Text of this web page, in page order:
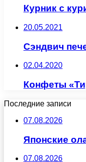
Курник с
20.05.2021
Сэндвич
02.04.2020
Конфеты
Последние записи
07.08.2026
Японские
07.08.2026